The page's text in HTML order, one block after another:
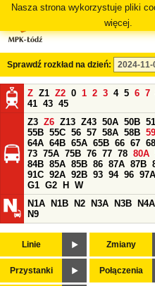
Nasza strona wykorzystuje pliki
więcej.
Sprawdź rozkład na dzień:
Z Z1 Z2 0 1 2 3 4 5 6 7
41 43 45
Z3 Z6 Z13 Z43 50A 50B
55B 55C 56 57 58A 58B 59
64A 64B 65A 65B 66 67 68
73 75A 75B 76 77 78 80A
84B 85A 85B 86 87A 87B
91C 92A 92B 93 94 96 97A
G1 G2 H
W
N1A
N1B N2 N3A N3B N4A
N9
Linie Zmiany
Przystanki Połączenia